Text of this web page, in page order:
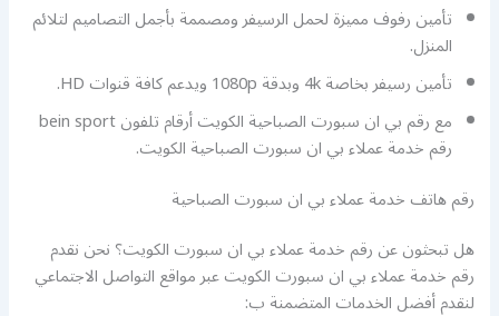
تأمين رفوف مميزة لحمل الرسيفر ومصممة بأجمل التصاميم لتلائم
المنزل.
تأمين رسيفر بخاصة 4k وبدقة 1080p ويدعم كافة قنوات HD.
مع رقم بي ان سبورت الصباحية الكويت أرقام تلفون bein sport
رقم خدمة عملاء بي ان سبورت الصباحية الكويت.
رقم هاتف خدمة عملاء بي ان سبورت الصباحية
هل تبحثون عن رقم خدمة عملاء بي ان سبورت الكويت؟ نحن نقدم
رقم خدمة عملاء بي ان سبورت الكويت عبر مواقع التواصل الاجتماعي
لنقدم أفضل الخدمات المتضمنة ب: